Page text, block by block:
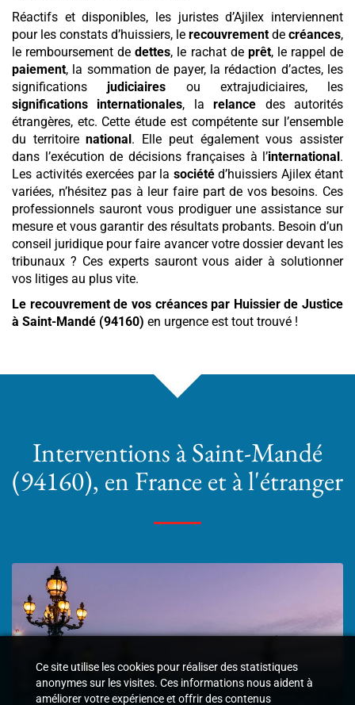
Réactifs et disponibles, les juristes d’Ajilex interviennent
pour les constats d’huissiers, le recouvrement de créances,
le remboursement dedettes, le rachat de prêt, le rappel de
paiement, la sommation de payer, la rédaction d’actes, les
significations judiciaires ou extrajudiciaires, les
significations internationales, larelance des autorités
étrangères, etc. Cette étude est compétente sur l’ensemble
du territoirenational. Elle peut également vous assister
dans l’exécution de décisions françaises à l’international.
Les activités exercées par la sociétéd’huissiers Ajilex étant
variées, n’hésitez pas à leur faire part de vos besoins. Ces
professionnels sauront vous prodiguer une assistance sur
mesure et vous garantir des résultats probants. Besoin d’un
conseil juridique pour faire avancer votre dossier devant les
tribunaux ? Ces experts sauront vous aider à solutionner
vos litiges au plus vite.
Le recouvrement de vos créances par Huissier de Justice
à Saint-Mandé (94160) en urgence est tout trouvé !
Interventions à Saint-Mandé
(94160), en France et à l'étranger
Ce site utilise les cookies pour réaliser des statistiques
anonymes sur les visites. Ces informations nous aident à
améliorer votre expérience et offrir des contenus